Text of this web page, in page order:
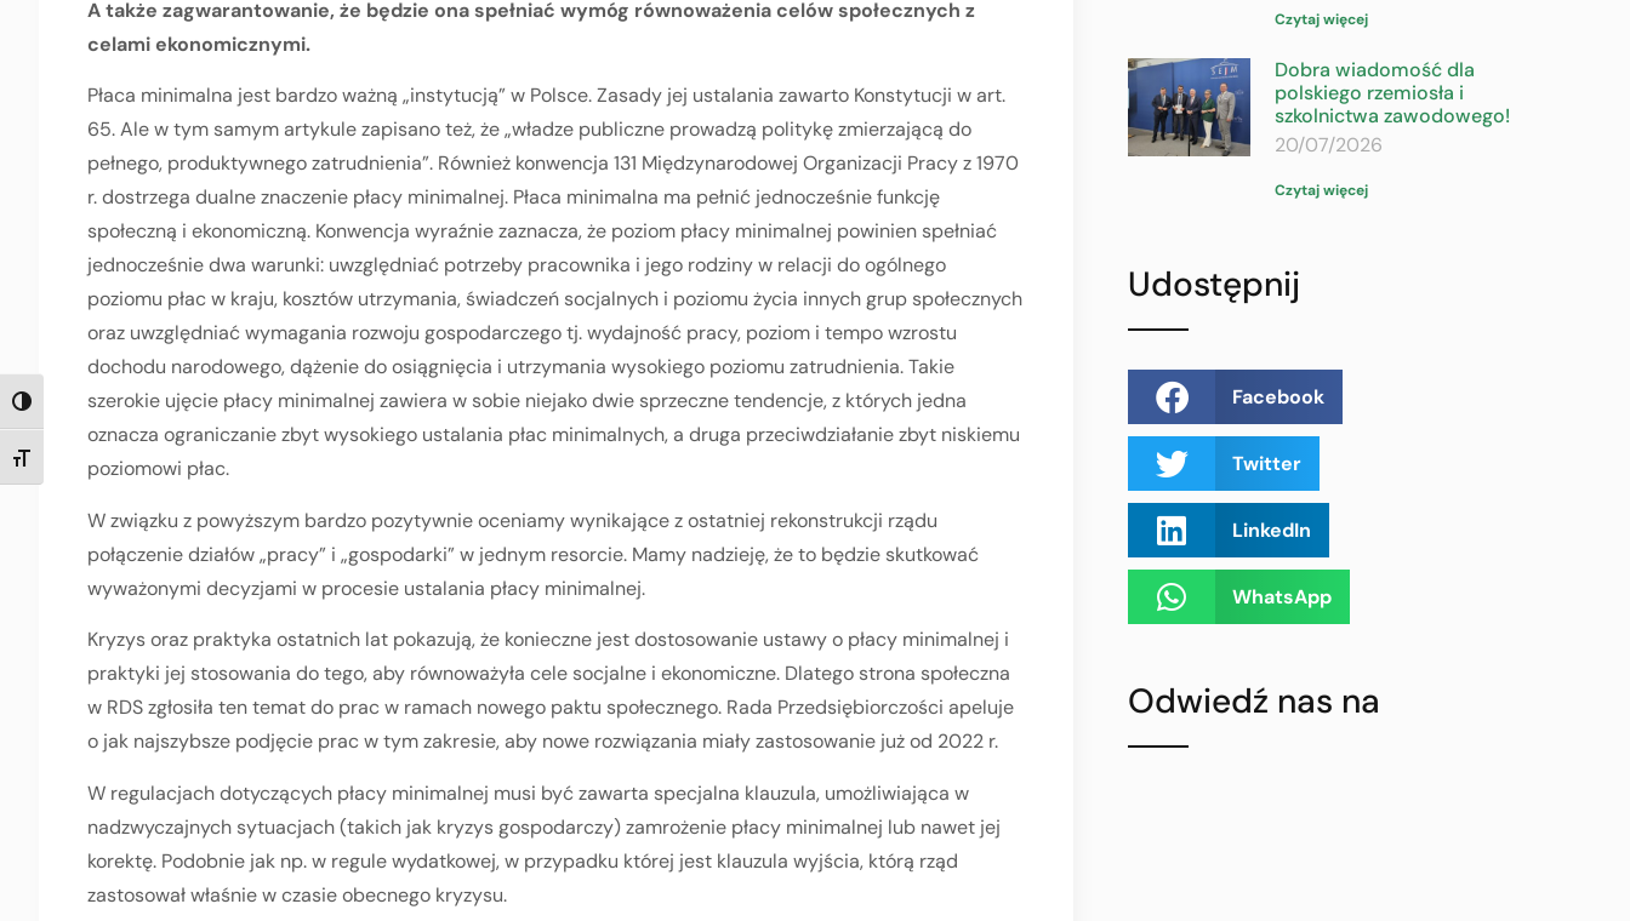
TOGGLE HIGH CONTRAST
TOGGLE FONT SIZE
A także zagwarantowanie, że będzie ona spełniać wymóg równoważenia celów społecznych z
celami ekonomicznymi.
Płaca minimalna jest bardzo ważną „instytucją” w Polsce. Zasady jej ustalania zawarto Konstytucji w art.
65. Ale w tym samym artykule zapisano też, że „władze publiczne prowadzą politykę zmierzającą do
pełnego, produktywnego zatrudnienia”. Również konwencja 131 Międzynarodowej Organizacji Pracy z 1970
r. dostrzega dualne znaczenie płacy minimalnej. Płaca minimalna ma pełnić jednocześnie funkcję
społeczną i ekonomiczną. Konwencja wyraźnie zaznacza, że poziom płacy minimalnej powinien spełniać
jednocześnie dwa warunki: uwzględniać potrzeby pracownika i jego rodziny w relacji do ogólnego
poziomu płac w kraju, kosztów utrzymania, świadczeń socjalnych i poziomu życia innych grup społecznych
oraz uwzględniać wymagania rozwoju gospodarczego tj. wydajność pracy, poziom i tempo wzrostu
dochodu narodowego, dążenie do osiągnięcia i utrzymania wysokiego poziomu zatrudnienia. Takie
szerokie ujęcie płacy minimalnej zawiera w sobie niejako dwie sprzeczne tendencje, z których jedna
oznacza ograniczanie zbyt wysokiego ustalania płac minimalnych, a druga przeciwdziałanie zbyt niskiemu
poziomowi płac.
W związku z powyższym bardzo pozytywnie oceniamy wynikające z ostatniej rekonstrukcji rządu
połączenie działów „pracy” i „gospodarki” w jednym resorcie. Mamy nadzieję, że to będzie skutkować
wyważonymi decyzjami w procesie ustalania płacy minimalnej.
Kryzys oraz praktyka ostatnich lat pokazują, że konieczne jest dostosowanie ustawy o płacy minimalnej i
praktyki jej stosowania do tego, aby równoważyła cele socjalne i ekonomiczne. Dlatego strona społeczna
w RDS zgłosiła ten temat do prac w ramach nowego paktu społecznego. Rada Przedsiębiorczości apeluje
o jak najszybsze podjęcie prac w tym zakresie, aby nowe rozwiązania miały zastosowanie już od 2022 r.
W regulacjach dotyczących płacy minimalnej musi być zawarta specjalna klauzula, umożliwiająca w
nadzwyczajnych sytuacjach (takich jak kryzys gospodarczy) zamrożenie płacy minimalnej lub nawet jej
korektę. Podobnie jak np. w regule wydatkowej, w przypadku której jest klauzula wyjścia, którą rząd
zastosował właśnie w czasie obecnego kryzysu.
Czytaj więcej
Dobra wiadomość dla
polskiego rzemiosła i
szkolnictwa zawodowego!
20/07/2026
Czytaj więcej
Udostępnij
Facebook
Twitter
LinkedIn
WhatsApp
Odwiedź nas na